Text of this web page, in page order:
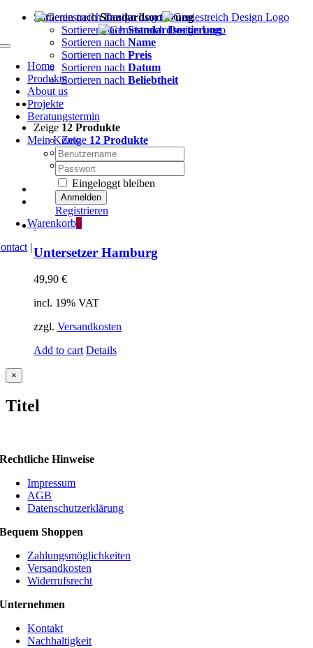
Zum
springen
Toggle
NavigationHome
Produkte
About us
Projekte
Beratungstermin
Mein Konto
Nutzername:
Passwort:
Eingeloggt bleiben
Registrieren
Warenkorb0
|
Sortieren nachStandardsortierung
Sortieren nachStandardsortierung
Sortieren nach Name
Sortieren nach Preis
Sortieren nach Datum
Sortieren nach Beliebtheit
Zeige 12 Produkte
Zeige 12 Produkte
Zeige24 Produkte
Zeige36 Produkte
Untersetzer Hamburg
49,90 €
incl. 19% VAT
zzgl. Versandkosten
Add to cart Details
Close
product
view
×
Titel
Rechtliche Hinweise
Impressum
AGB
Datenschutzerklärung
Bequem Shoppen
Zahlungsmöglichkeiten
Versandkosten
Widerrufsrecht
Unternehmen
Kontakt
Nachhaltigkeit